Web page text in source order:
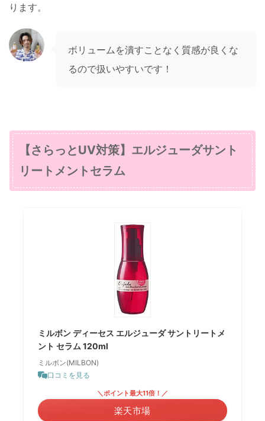
ります。
ボリュームを潰すことなく質感が良くな
るので扱いやすいです！
【さらっとUV対策】エルジューダサント
リートメントセラム
ミルボン ディーセス エルジューダ サントリートメ
ント セラム 120ml
ミルボン(MILBON)
口コミを見る
＼ポイント最大11倍！／
楽天市場